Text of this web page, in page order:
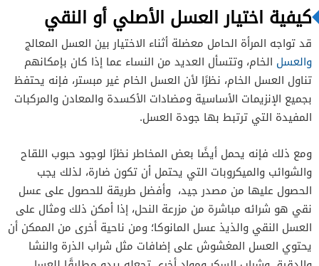
كيفية اختيار العسل الأصلي أو النقي
قد تواجه المرأة الحامل معضلة أثناء الاختيار بين العسل المعالج
والعسل الخام، وتتسأل العديد من النساء عما إذا كان بإمكانهم
تناول العسل الخام، نظرًا لأن العسل الخام غير مبستر، فإنه يحتفظ
بجميع الإنزيمات الأساسية ومضادات الأكسدة والمعادن والمركبات
المفيدة التي ترتبط بها جودة العسل.
ومع ذلك فإنه يحمل أيضًا بعض المخاطر نظرًا لوجود حبوب اللقاح
والشوائب والميكروبات التي يحتمل أن تكون ضارة، لذلك يجب
الحصول عليها من مصدر جيد، وأفضل طريقة للحصول على عسل
نقي هو شرائه مباشرة من مزرعة النحل، إذا أمكن ذلك ومثال على
العسل النقي والذيذ عسل المانوكا؛ ومن ناحية أخرى من الممكن أن
يحتوي العسل المغشوش على إضافات مثل شراب الذرة والنشا